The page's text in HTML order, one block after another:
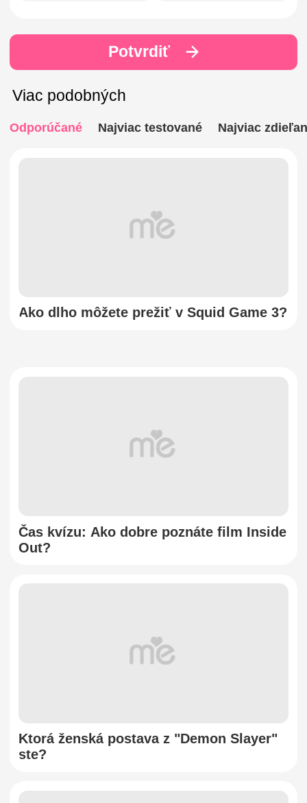
Potvrdiť
Viac podobných
Odporúčané Najviac testované Najviac
Ako dlho môžete prežiť v Squid Game 3?
Čas kvízu: Ako dobre poznáte film Inside
Out?
Ktorá ženská postava z "Demon Slayer"
ste?